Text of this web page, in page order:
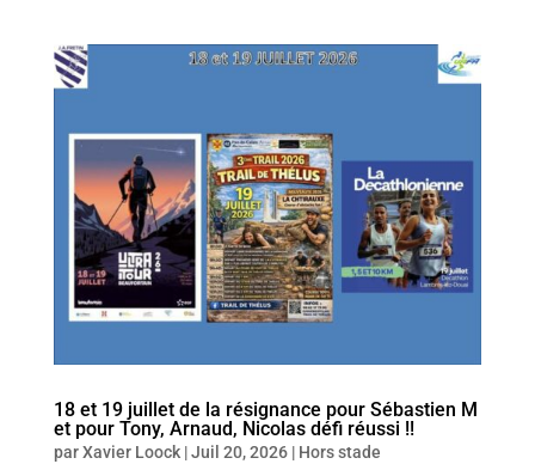
18 et 19 juillet de la résignance pour Sébastien M
et pour Tony, Arnaud, Nicolas défi réussi !!
parXavier Loock|Juil 20, 2026| Hors stade